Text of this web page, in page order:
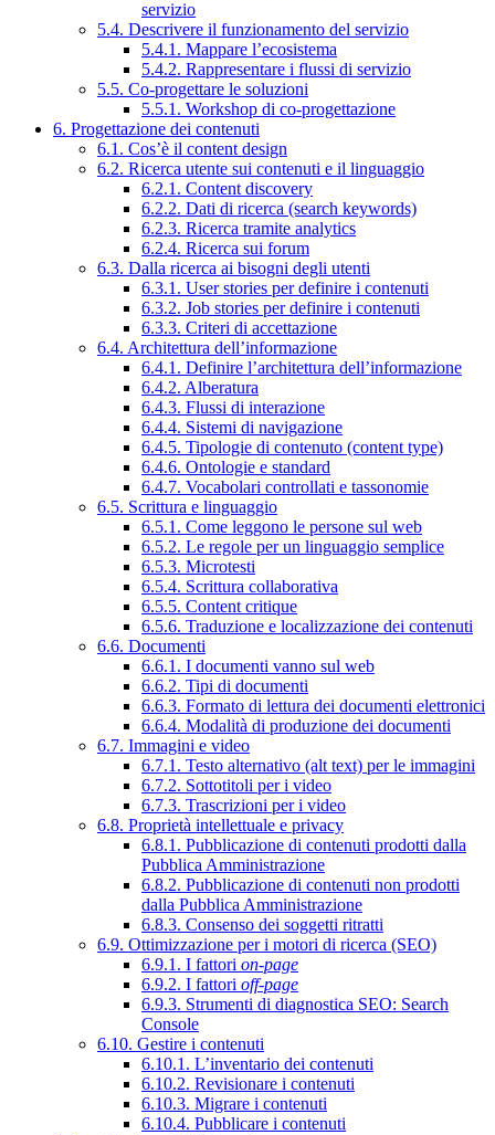
servizio
5.4. Descrivere il funzionamento del servizio
5.4.1. Mappare l’ecosistema
5.4.2. Rappresentare i flussi di servizio
5.5. Co-progettare le soluzioni
5.5.1. Workshop di co-progettazione
6. Progettazione dei contenuti
6.1. Cos’è il content design
6.2. Ricerca utente sui contenuti e il linguaggio
6.2.1. Content discovery
6.2.2. Dati di ricerca (search keywords)
6.2.3. Ricerca tramite analytics
6.2.4. Ricerca sui forum
6.3. Dalla ricerca ai bisogni degli utenti
6.3.1. User stories per definire i contenuti
6.3.2. Job stories per definire i contenuti
6.3.3. Criteri di accettazione
6.4. Architettura dell’informazione
6.4.1. Definire l’architettura dell’informazione
6.4.2. Alberatura
6.4.3. Flussi di interazione
6.4.4. Sistemi di navigazione
6.4.5. Tipologie di contenuto (content type)
6.4.6. Ontologie e standard
6.4.7. Vocabolari controllati e tassonomie
6.5. Scrittura e linguaggio
6.5.1. Come leggono le persone sul web
6.5.2. Le regole per un linguaggio semplice
6.5.3. Microtesti
6.5.4. Scrittura collaborativa
6.5.5. Content critique
6.5.6. Traduzione e localizzazione dei contenuti
6.6. Documenti
6.6.1. I documenti vanno sul web
6.6.2. Tipi di documenti
6.6.3. Formato di lettura dei documenti elettronici
6.6.4. Modalità di produzione dei documenti
6.7. Immagini e video
6.7.1. Testo alternativo (alt text) per le immagini
6.7.2. Sottotitoli per i video
6.7.3. Trascrizioni per i video
6.8. Proprietà intellettuale e privacy
6.8.1. Pubblicazione di contenuti prodotti dalla
Pubblica Amministrazione
6.8.2. Pubblicazione di contenuti non prodotti
dalla Pubblica Amministrazione
6.8.3. Consenso dei soggetti ritratti
6.9. Ottimizzazione per i motori di ricerca (SEO)
6.9.1. I fattori on-page
6.9.2. I fattori off-page
6.9.3. Strumenti di diagnostica SEO: Search
Console
6.10. Gestire i contenuti
6.10.1. L’inventario dei contenuti
6.10.2. Revisionare i contenuti
6.10.3. Migrare i contenuti
6.10.4. Pubblicare i contenuti